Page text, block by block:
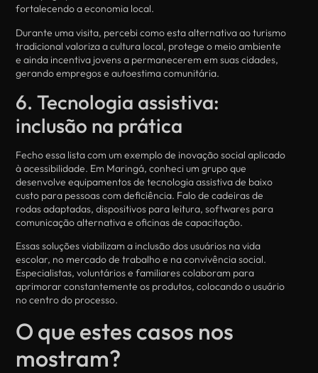
fortalecendo a economia local.
Durante uma visita, percebi como esta alternativa ao turismo
tradicional valoriza a cultura local, protege o meio ambiente
e ainda incentiva jovens a permanecerem em suas cidades,
gerando empregos e autoestima comunitária.
6. Tecnologia assistiva:
inclusão na prática
Fecho essa lista com um exemplo de inovação social aplicado
à acessibilidade. Em Maringá, conheci um grupo que
desenvolve equipamentos de tecnologia assistiva de baixo
custo para pessoas com deficiência. Falo de cadeiras de
rodas adaptadas, dispositivos para leitura, softwares para
comunicação alternativa e oficinas de capacitação.
Essas soluções viabilizam a inclusão dos usuários na vida
escolar, no mercado de trabalho e na convivência social.
Especialistas, voluntários e familiares colaboram para
aprimorar constantemente os produtos, colocando o usuário
no centro do processo.
O que estes casos nos
mostram?